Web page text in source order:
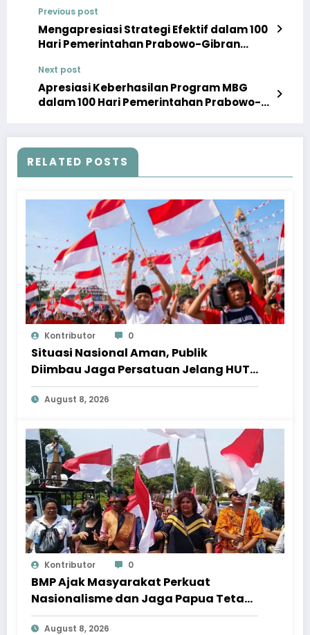
Previous post
Mengapresiasi Strategi Efektif dalam 100
Hari Pemerintahan Prabowo-Gibran
Next post
Apresiasi Keberhasilan Program MBG
dalam 100 Hari Pemerintahan Prabowo-
RELATED POSTS
Kontributor 0
Situasi Nasional Aman, Publik
Diimbau Jaga Persatuan Jelang HUT
Ke-81 RI
August 8, 2026
Kontributor 0
BMP Ajak Masyarakat Perkuat
Nasionalisme dan Jaga Papua Tetap
Aman Menjelang HUT Ke-81 RI
August 8, 2026